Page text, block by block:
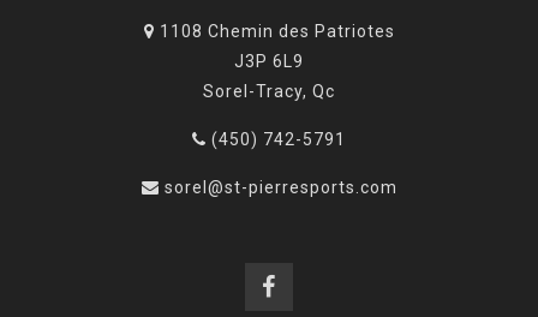
1108 Chemin des Patriotes
J3P 6L9
Sorel-Tracy, Qc
(450) 742-5791
sorel@st-pierresports.com